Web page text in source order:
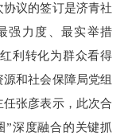
议的签订是济青社
强力度、最实举措
利转化为群众看得
和社会保障局党组
张彦表示，此次合
”深度融合的关键抓